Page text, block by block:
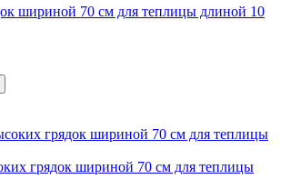
шириной 70 см для теплицы длиной 10
грядок шириной 70 см для теплицы